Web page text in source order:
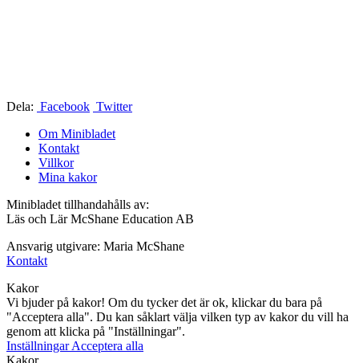
Dela: Facebook Twitter
Om Minibladet
Kontakt
Villkor
Mina kakor
Minibladet tillhandahålls av:
Läs och Lär McShane Education AB
Ansvarig utgivare: Maria McShane
Kontakt
Kakor
Vi bjuder på kakor! Om du tycker det är ok, klickar du bara på
"Acceptera alla". Du kan såklart välja vilken typ av kakor du vill ha
genom att klicka på "Inställningar".
InställningarAcceptera alla
Kakor